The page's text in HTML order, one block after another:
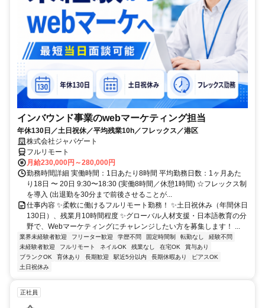
インバウンド事業のwebマーケティング担当
年休130日／土日祝休／平均残業10h／フレックス／港区
株式会社ジャパゲート
フルリモート
月給230,000円～280,000円
勤務時間詳細 実働時間：1日あたり8時間 平均勤務日数：1ヶ月あた
り18日 〜 20日 9:30〜18:30 (実働8時間／休憩1時間) ☆フレックス制
を導入 (出退勤を30分まで前後させることが...
仕事内容 ✨柔軟に働けるフルリモート勤務！ ✨土日祝休み（年間休日
130日）、残業月10時間程度 ✨グローバル人材支援・日本語教育の分
野で、Webマーケティングにチャレンジしたい方を募集します！ ...
業界未経験者歓迎 フリーター歓迎 学歴不問 固定時間制 転勤なし
経験不問
未経験者歓迎
フルリモート ネイルOK 残業なし 在宅OK
賞与あり
ブランクOK
育休あり 長期歓迎 駅近5分以内 長期休暇あり
ピアスOK
土日祝休み
正社員